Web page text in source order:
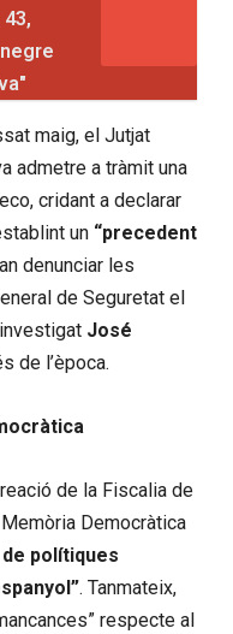
maig, el Jutjat
admetre a tràmit una
cridant a declarar
un “precedent
denunciar les
de Seguretat el
José
de l’època.
de la Fiscalia de
Democràtica
polítiques
. Tanmateix,
respecte al